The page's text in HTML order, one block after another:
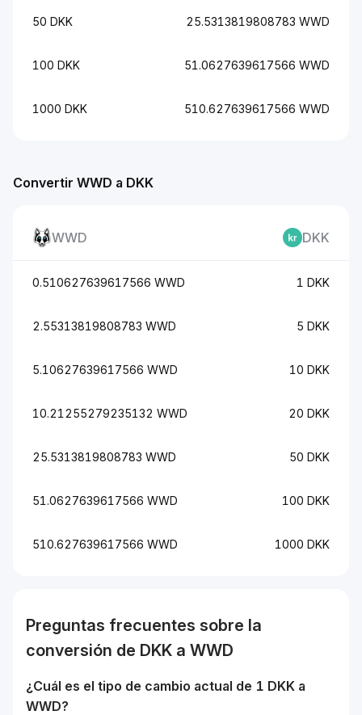
Convertir WWD a DKK
WWD DKK
0.510627639617566 WWD 1 DKK
2.55313819808783 WWD 5 DKK
5.10627639617566 WWD 10 DKK
10.21255279235132 WWD 20 DKK
25.5313819808783 WWD 50 DKK
51.0627639617566 WWD 100 DKK
510.627639617566 WWD 1000 DKK
50 DKK 25.5313819808783 WWD
100 DKK 51.0627639617566 WWD
1000 DKK 510.627639617566 WWD
Preguntas frecuentes sobre la
conversión de DKK a WWD
¿Cuál es el tipo de cambio actual de 1 DKK a
WWD?